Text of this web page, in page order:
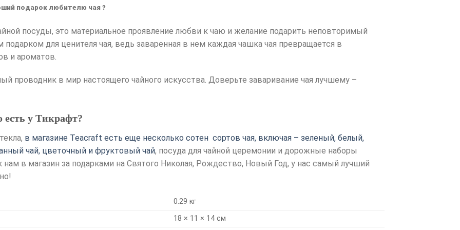
подарок любителю чая ?
посуды, это материальное проявление любви к чаю и желание подарить неповторимый
для ценителя чая, ведь заваренная в нем каждая чашка чая превращается в
и ароматов.
проводник в мир настоящего чайного искусства. Доверьте заваривание чая лучшему –
есть у Тикрафт?
в магазине Teacraft есть еще несколько сотен сортов чая, включая – зеленый, белый,
чай, цветочный и фруктовый чай, посуда для чайной церемонии и дорожные наборы
в магазин за подарками на Святого Николая, Рождество, Новый Год, у нас самый лучший
0.29 кг
18 × 11 × 14 см